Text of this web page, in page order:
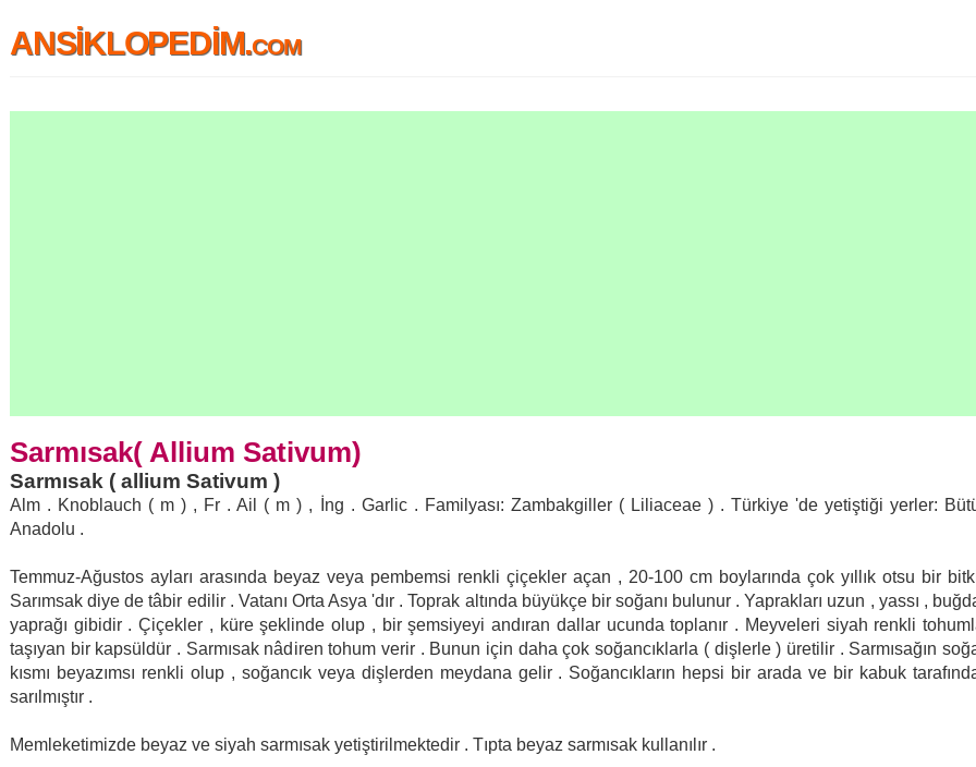
ANSİKLOPEDİM.com
Sarmısak( Allium Sativum)
Sarmısak ( allium Sativum )
Alm . Knoblauch ( m ) , Fr . Ail ( m ) , İng . Garlic . Familyası: Zambakgiller ( Liliaceae ) . Türkiye 'de yetiştiği yerler:
Anadolu .
Temmuz-Ağustos ayları arasında beyaz veya pembemsi renkli çiçekler açan , 20-100 cm boylarında çok yıllık otsu bir
Sarımsak diye de tâbir edilir . Vatanı Orta Asya 'dır . Toprak altında büyükçe bir soğanı bulunur . Yaprakları uzun , yassı ,
yaprağı gibidir . Çiçekler , küre şeklinde olup , bir şemsiyeyi andıran dallar ucunda toplanır . Meyveleri siyah renkli
taşıyan bir kapsüldür . Sarmısak nâdiren tohum verir . Bunun için daha çok soğancıklarla ( dişlerle ) üretilir . Sarmısağın
kısmı beyazımsı renkli olup , soğancık veya dişlerden meydana gelir . Soğancıkların hepsi bir arada ve bir kabuk
sarılmıştır .
Memleketimizde beyaz ve siyah sarmısak yetiştirilmektedir . Tıpta beyaz sarmısak kullanılır .